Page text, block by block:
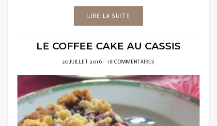
LIRE LA SUITE
LE COFFEE CAKE AU CASSIS
POSTED
ON
20 JUILLET 2016 18 COMMENTAIRES